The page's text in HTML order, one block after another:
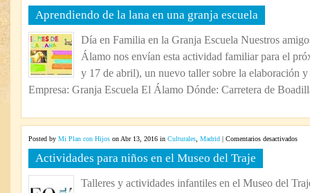
Aprendiendo de la lana en una granja escuela
Día en Familia en la Granja Escuela Nuestros
Álamo nos envían esta actividad familiar para el
y 17 de abril), un nuevo taller sobre la elaboración
Empresa: Granja Escuela El Álamo Dónde: Carretera de
Posted by Mi Plan con Hijos on Abr 13, 2016 in Culturales Madrid | Comentarios desactivadosen
en
Actividades para niños en el Museo del Traje
Talleres y actividades infantiles en el Museo del